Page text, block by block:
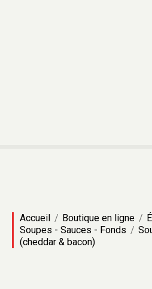
Accueil Boutique en ligne
Soupes - Sauces - Fonds
(cheddar & bacon)